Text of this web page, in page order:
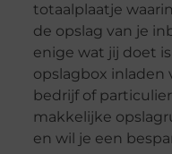
totaalplaatje
de opslag van je
enige wat jij doet
opslagbox inladen
bedrijf of
makkelijke
en wil je een